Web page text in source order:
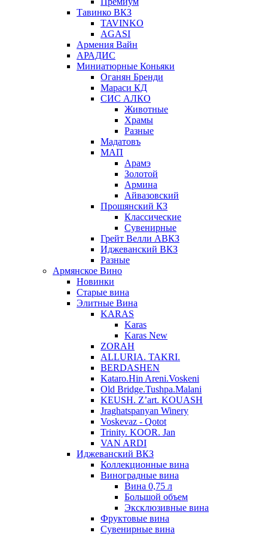
Тавинко ВКЗ
TAVINKO
AGASI
Армения Вайн
АРАДИС
Миниатюрные Коньяки
Оганян Бренди
Мараси КД
СИС АЛКО
Животные
Храмы
Разные
Мадатовъ
МАП
Арамэ
Золотой
Армина
Айвазовский
Прошянский КЗ
Классические
Сувенирные
Грейт Велли АВКЗ
Иджеванский ВКЗ
Разные
Армянское Вино
Новинки
Старые вина
Элитные Вина
KARAS
Karas
Karas New
ZORAH
ALLURIA. TAKRI.
BERDASHEN
Kataro.Hin Areni.Voskeni
Old Bridge.Tushpa.Malani
KEUSH. Z’art. KOUASH
Jraghatspanyan Winery
Voskevaz - Qotot
Trinity. KOOR. Jan
VAN ARDI
Иджеванский ВКЗ
Коллекционные вина
Виноградные вина
Вина 0,75 л
Большой объем
Эксклюзивные вина
Фруктовые вина
Cувенирные вина